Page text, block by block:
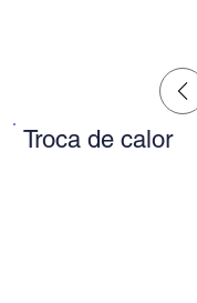
Troca de calor